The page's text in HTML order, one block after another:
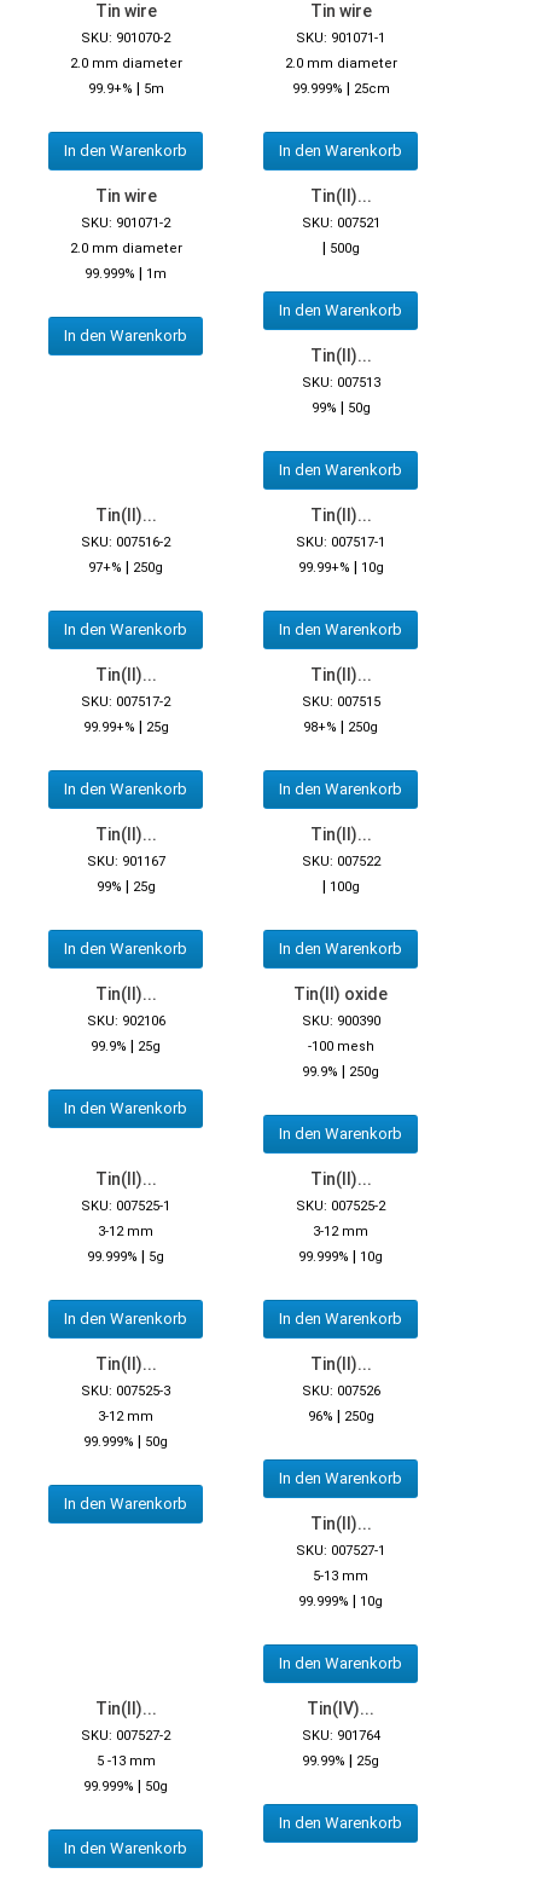
Tin wire
SKU: 901070-2
2.0 mm diameter
99.9+% | 5m
In den Warenkorb
Tin wire
SKU: 901071-1
2.0 mm diameter
99.999% | 25cm
In den Warenkorb
Tin wire
SKU: 901071-2
2.0 mm diameter
99.999% | 1m
In den Warenkorb
Tin(II)...
SKU: 007521
| 500g
In den Warenkorb
Tin(II)...
SKU: 007513
99% | 50g
In den Warenkorb
Tin(II)...
SKU: 007516-2
97+% | 250g
In den Warenkorb
Tin(II)...
SKU: 007517-1
99.99+% | 10g
In den Warenkorb
Tin(II)...
SKU: 007517-2
99.99+% | 25g
In den Warenkorb
Tin(II)...
SKU: 007515
98+% | 250g
In den Warenkorb
Tin(II)...
SKU: 901167
99% | 25g
In den Warenkorb
Tin(II)...
SKU: 007522
| 100g
In den Warenkorb
Tin(II)...
SKU: 902106
99.9% | 25g
In den Warenkorb
Tin(II) oxide
SKU: 900390
-100 mesh
99.9% | 250g
In den Warenkorb
Tin(II)...
SKU: 007525-1
3-12 mm
99.999% | 5g
In den Warenkorb
Tin(II)...
SKU: 007525-2
3-12 mm
99.999% | 10g
In den Warenkorb
Tin(II)...
SKU: 007525-3
3-12 mm
99.999% | 50g
In den Warenkorb
Tin(II)...
SKU: 007526
96% | 250g
In den Warenkorb
Tin(II)...
SKU: 007527-1
5-13 mm
99.999% | 10g
In den Warenkorb
Tin(II)...
SKU: 007527-2
5 -13 mm
99.999% | 50g
In den Warenkorb
Tin(IV)...
SKU: 901764
99.99% | 25g
In den Warenkorb